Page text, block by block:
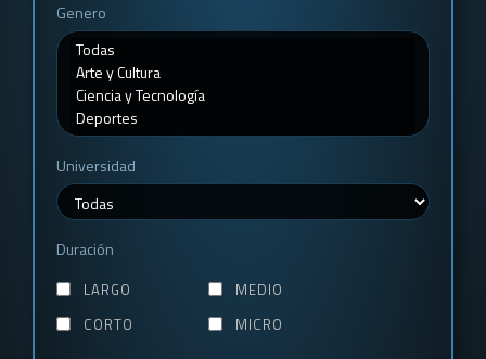
Genero
Universidad
Duración
LARGO
MEDIO
CORTO
MICRO